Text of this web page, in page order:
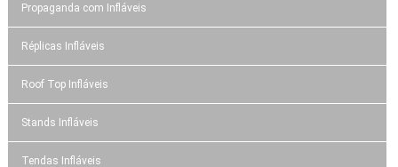
Propaganda com Infláveis
Réplicas Infláveis
Roof Top Infláveis
Stands Infláveis
Tendas Infláveis